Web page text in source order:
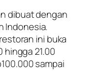
dibuat dengan
Indonesia.
ini buka
hingga 21.00
sampai